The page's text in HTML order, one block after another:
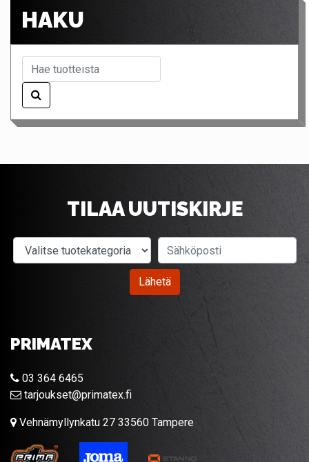
HAKU
TILAA UUTISKIRJE
Valitse tuotekategoria
Lähetä
PRIMATEX
03 364 6465
tarjoukset@primatex.fi
Vehnämyllynkatu 27 33560 Tampere